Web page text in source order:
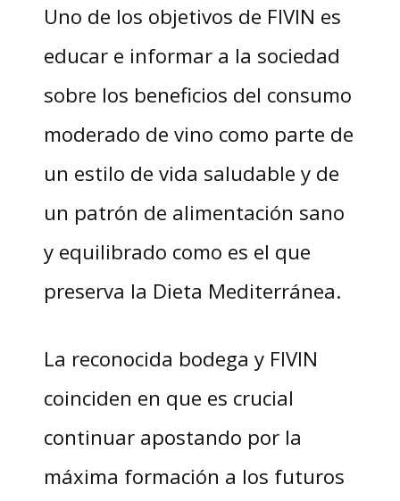
Uno de los objetivos de FIVIN es
educar e informar a la sociedad
sobre los beneficios del consumo
moderado de vino como parte de
un estilo de vida saludable y de
un patrón de alimentación sano
y equilibrado como es el que
preserva la Dieta Mediterránea.
La reconocida bodega y FIVIN
coinciden en que es crucial
continuar apostando por la
máxima formación a los futuros